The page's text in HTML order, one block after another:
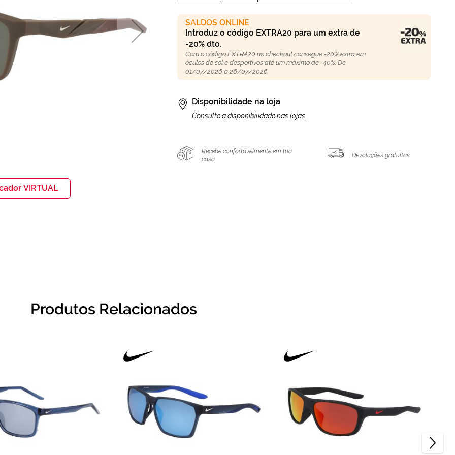
VIRTUAL
SALDOS ONLINE
Introduz o código EXTRA20 para um extra de
-20% dto.
Com o código EXTRA20 no checkout consegue -20% extra em
óculos de sol e desportivos até um máximo de -40%. De
01/07/2026 a 26/07/2026.
Disponibilidade na loja
Consulte a disponibilidade nas lojas
Recebe confortavelmente em tua
casa
Devoluções gratuitas
Produtos Relacionados